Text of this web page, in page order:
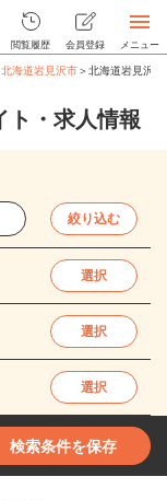
閲覧履歴 会員登録 メニュー
北海道岩見沢市＞北海道岩見沢
ト・求人情報
絞り込む
選択
選択
選択
検索条件を保存